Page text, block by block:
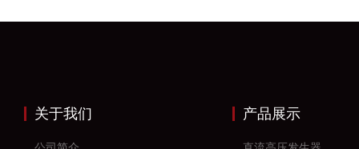
关于我们 产品展示